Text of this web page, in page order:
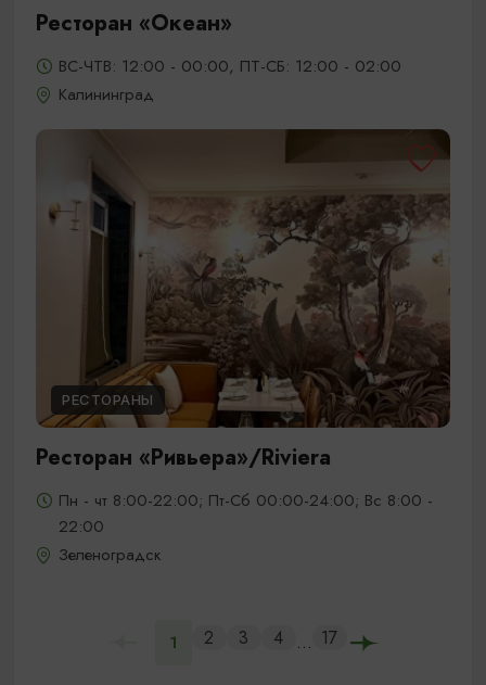
Ресторан «Океан»
ВС-ЧТВ: 12:00 - 00:00, ПТ-СБ: 12:00 - 02:00
Калининград
РЕСТОРАНЫ
Ресторан «Ривьера»/Riviera
Пн - чт 8:00-22:00; Пт-Сб 00:00-24:00; Вс 8:00 -
22:00
Зеленоградск
1 2 3 4 ... 17